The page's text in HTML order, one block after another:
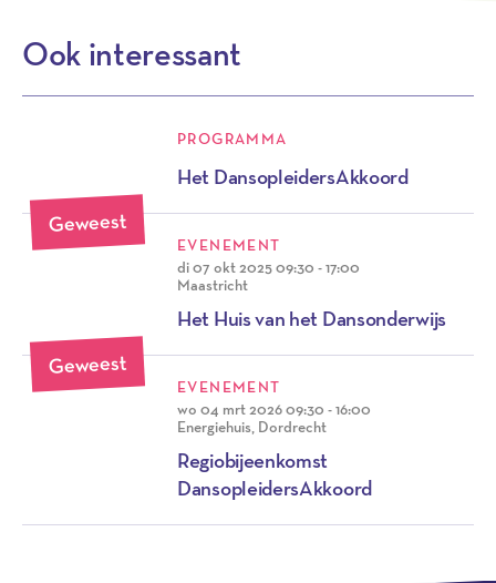
Ook interessant
PROGRAMMA
Het DansopleidersAkkoord
Geweest
EVENEMENT
di 07 okt 202509:30 - 17:00
Maastricht
Het Huis van het Dansonderwijs
Geweest
EVENEMENT
wo 04 mrt 202609:30 - 16:00
Energiehuis, Dordrecht
Regiobijeenkomst
DansopleidersAkkoord